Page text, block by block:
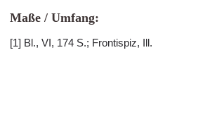
Maße / Umfang:
[1] Bl., VI, 174 S.; Frontispiz, Ill.